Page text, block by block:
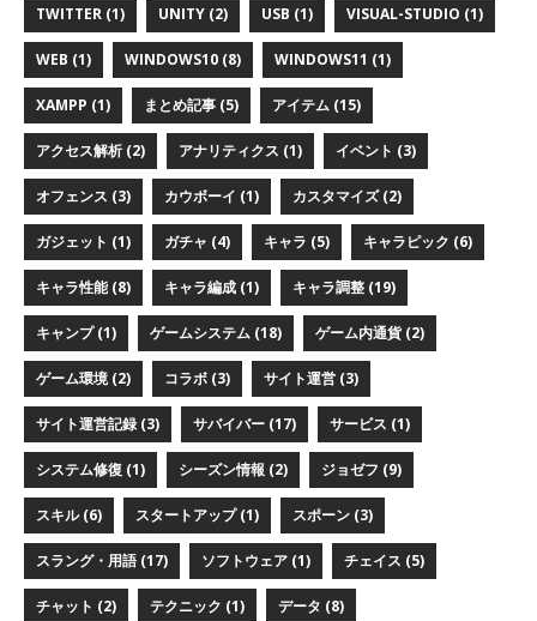
TWITTER (1) UNITY (2) USB (1) VISUAL-STUDIO (1)
WEB (1) WINDOWS10 (8) WINDOWS11 (1)
XAMPP (1) まとめ記事 (5) アイテム (15)
アクセス解析 (2) アナリティクス (1) イベント (3)
オフェンス (3) カウボーイ (1) カスタマイズ (2)
ガジェット (1) ガチャ (4) キャラ (5) キャラピック (6)
キャラ性能 (8) キャラ編成 (1) キャラ調整 (19)
キャンプ (1) ゲームシステム (18) ゲーム内通貨 (2)
ゲーム環境 (2) コラボ (3) サイト運営 (3)
サイト運営記録 (3) サバイバー (17) サービス (1)
システム修復 (1) シーズン情報 (2) ジョゼフ (9)
スキル (6) スタートアップ (1) スポーン (3)
スラング・用語 (17) ソフトウェア (1) チェイス (5)
チャット (2) テクニック (1) データ (8)